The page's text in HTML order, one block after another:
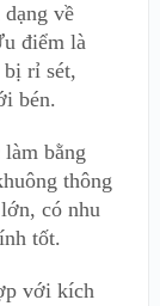
về
điểm là
bị rỉ sét,
bén.
bằng
thông
có nhu
tốt.
với kích